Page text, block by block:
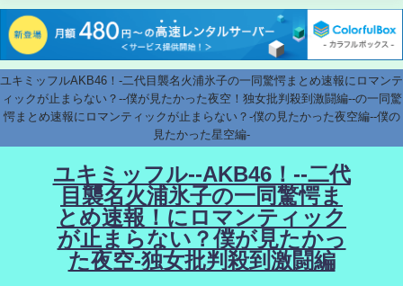
ユキミッフルAKB46！-二代目襲名火浦氷子の一同驚愕まとめ速報にロマンテ
ィックが止まらない？--僕が見たかった夜空！独女批判殺到激闘編--の一同驚
愕まとめ速報にロマンティックが止まらない？-僕の見たかった夜空編--僕の
見たかった星空編-
ユキミッフル--AKB46！--二代
目襲名火浦氷子の一同驚愕ま
とめ速報！にロマンティック
が止まらない？僕が見たかっ
た夜空-独女批判殺到激闘編